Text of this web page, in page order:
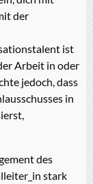
der
ist
Arbeit in oder
jedoch, dass
in
des
stark